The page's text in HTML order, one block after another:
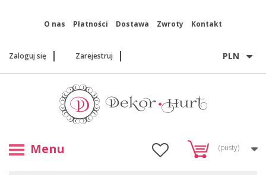
O nas Płatności Dostawa Zwroty Kontakt
PLN
Zaloguj się Zarejestruj
(pusty)
Menu